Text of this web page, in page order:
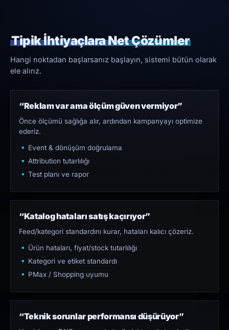
Tipik İhtiyaçlara Net Çözümler
Hangi noktadan başlarsanız başlayın, sistemi bütün olarak
ele alırız.
“Reklam var ama ölçüm güven vermiyor”
Önce ölçümü sağlığa alır, ardından kampanyayı optimize
ederiz.
Event & dönüşüm doğrulama
Attribution tutarlılığı
Test planı ve rapor
“Katalog hataları satış kaçırıyor”
Feed/kategori standardını kurar, hataları kalıcı çözeriz.
Ürün hataları, fiyat/stock tutarlılığı
Kategori ve etiket standardı
PMax / Shopping uyumu
“Teknik sorunlar performansı düşürüyor”